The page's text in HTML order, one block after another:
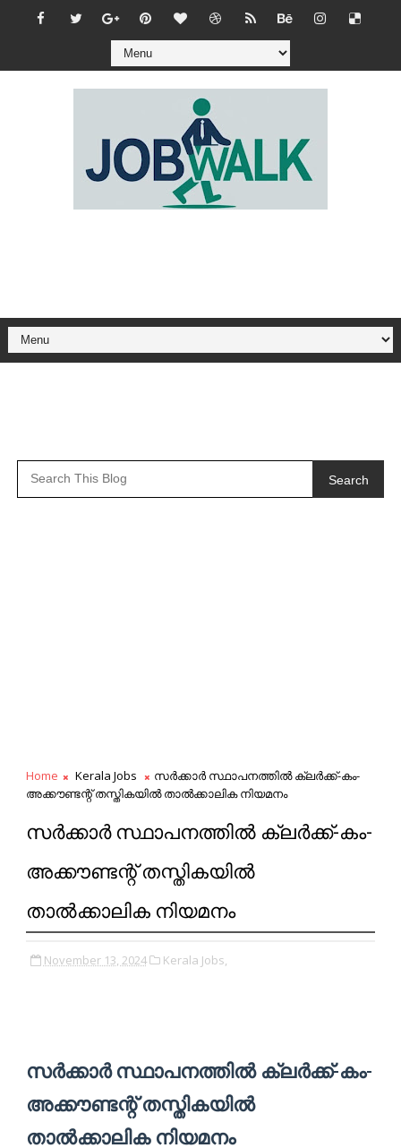
Search
Home Kerala Jobs
സർക്കാർ സ്ഥാപനത്തിൽ ക്ലർക്ക്-കം-
അക്കൗണ്ടന്റ് തസ്തികയിൽ താൽക്കാലിക നിയമനം
സർക്കാർ സ്ഥാപനത്തിൽ ക്ലർക്ക്-കം-
അക്കൗണ്ടന്റ് തസ്തികയിൽ
താൽക്കാലിക നിയമനം
November 13, 2024 Kerala Jobs,
സർക്കാർ സ്ഥാപനത്തിൽ ക്ലർക്ക്-കം-
അക്കൗണ്ടന്റ് തസ്തികയിൽ
താൽക്കാലിക നിയമനം